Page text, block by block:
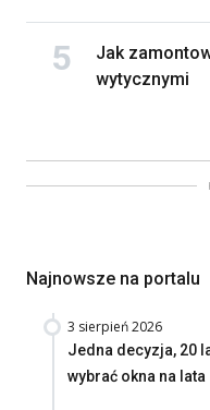
Jak
wytycznymi
Najnowsze na portalu
3 sierpień 2026
Jedna decyzja, 20
wybrać okna na lata